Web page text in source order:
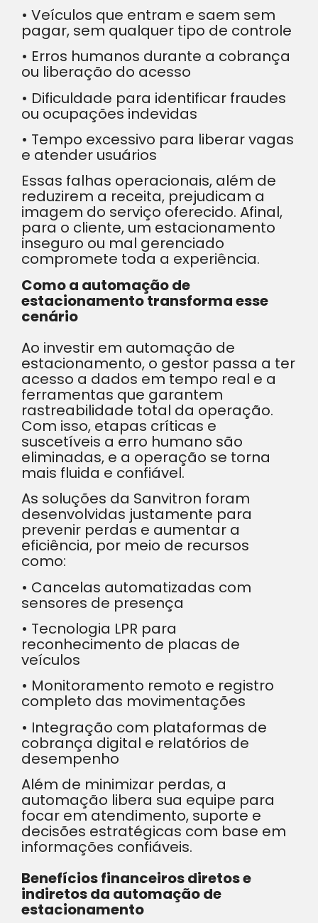
• Veículos que entram e saem sem
pagar, sem qualquer tipo de controle
• Erros humanos durante a cobrança
ou liberação do acesso
• Dificuldade para identificar fraudes
ou ocupações indevidas
• Tempo excessivo para liberar vagas
e atender usuários
Essas falhas operacionais, além de
reduzirem a receita, prejudicam a
imagem do serviço oferecido. Afinal,
para o cliente, um estacionamento
inseguro ou mal gerenciado
compromete toda a experiência.
Como a automação de
estacionamento transforma esse
cenário
Ao investir em automação de
estacionamento, o gestor passa a ter
acesso a dados em tempo real e a
ferramentas que garantem
rastreabilidade total da operação.
Com isso, etapas críticas e
suscetíveis a erro humano são
eliminadas, e a operação se torna
mais fluida e confiável.
As soluções da Sanvitron foram
desenvolvidas justamente para
prevenir perdas e aumentar a
eficiência, por meio de recursos
como:
• Cancelas automatizadas com
sensores de presença
• Tecnologia LPR para
reconhecimento de placas de
veículos
• Monitoramento remoto e registro
completo das movimentações
• Integração com plataformas de
cobrança digital e relatórios de
desempenho
Além de minimizar perdas, a
automação libera sua equipe para
focar em atendimento, suporte e
decisões estratégicas com base em
informações confiáveis.
Benefícios financeiros diretos e
indiretos da automação de
estacionamento